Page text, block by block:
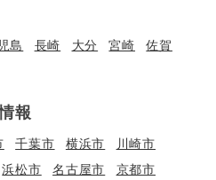
島 長崎 大分 宮崎
佐賀
報
千葉市 横浜市
川崎市
浜松市 名古屋市
京都市